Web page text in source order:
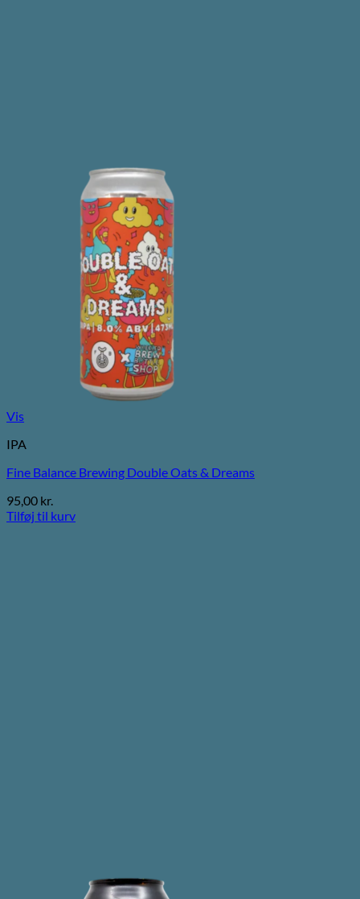
Vis
IPA
Fine Balance Brewing Double Oats & Dreams
95,00 kr.
Tilføj til kurv